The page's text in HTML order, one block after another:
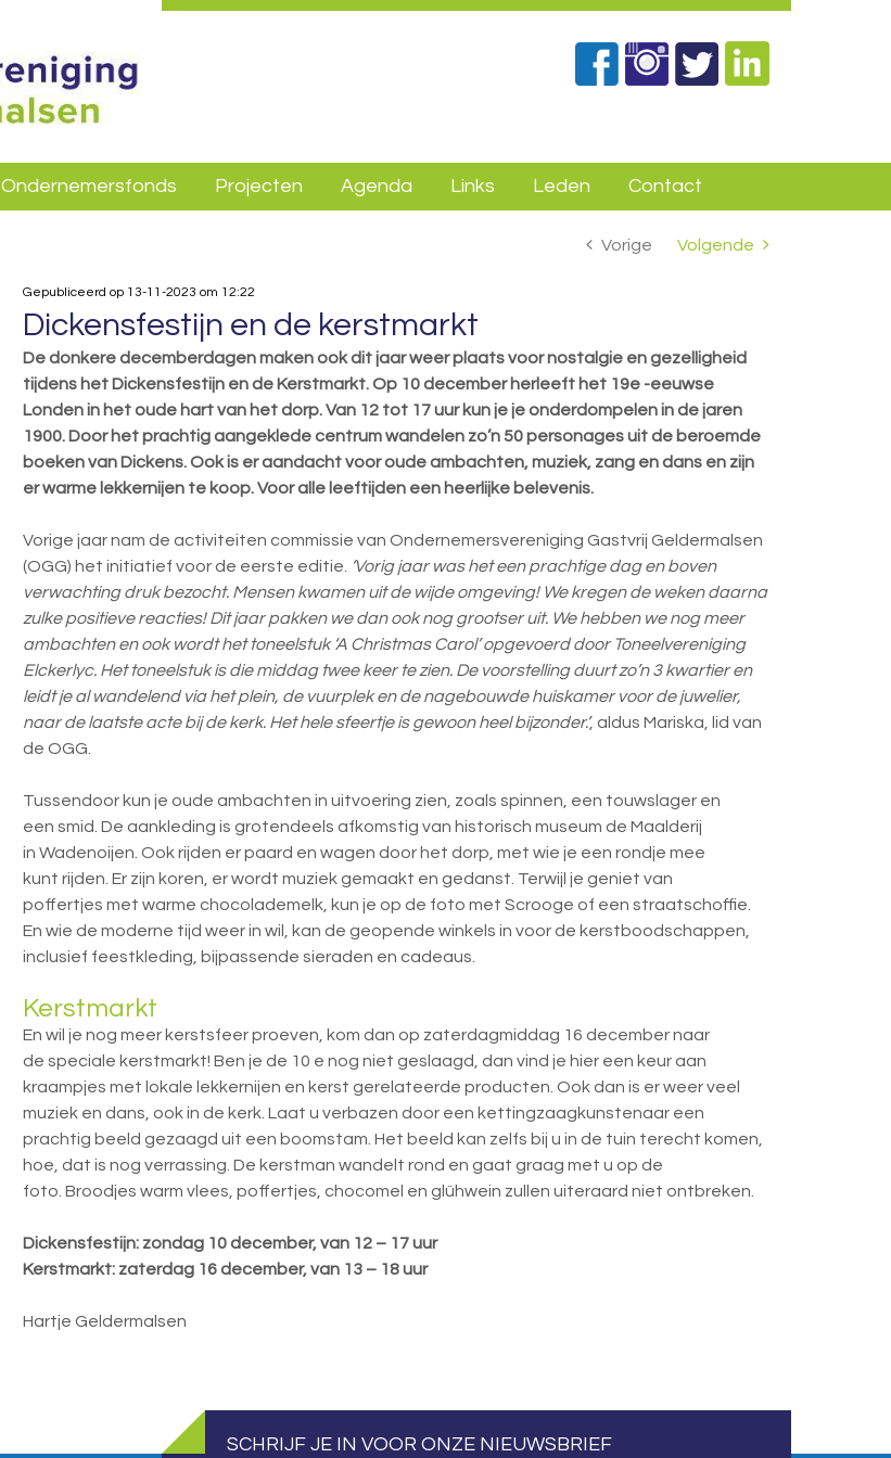
Ondernemersfonds Projecten Agenda Links Leden Contact
Vorige Volgende
Gepubliceerd op 13-11-2023 om 12:22
Dickensfestijn en de kerstmarkt
De donkere decemberdagen maken ook dit jaar weer plaats voor nostalgie en gezelligheid
tijdens het Dickensfestijn en de Kerstmarkt. Op 10 december herleeft het 19e -eeuwse
Londen in het oude hart van het dorp. Van 12 tot 17 uur kun je jeonderdompelen in de jaren
1900. Door het prachtig aangeklede centrum wandelen zo’n 50 personages uit de beroemde
boeken van Dickens. Ook is er aandacht voor oude ambachten, muziek, zang en dans en zijn
er warme lekkernijen te koop. Voor alle leeftijden een heerlijke belevenis.
Vorige jaar nam de activiteiten commissie van Ondernemersvereniging Gastvrij Geldermalsen
(OGG) het initiatief voor de eerste editie. ‘Vorig jaar was het een prachtige dag en boven
verwachting druk bezocht. Mensen kwamen uit de wijde omgeving! We kregen de weken daarna
zulke positieve reacties! Dit jaar pakken we dan ook nog grootser uit. We hebben we nog meer
ambachten en ook wordt het toneelstuk ‘A Christmas Carol’ opgevoerd door Toneelvereniging
Elckerlyc. Het toneelstuk is die middag twee keer te zien. De voorstelling duurt zo’n 3 kwartier en
leidt je al wandelend via het plein, de vuurplek en de nagebouwde huiskamer voor de juwelier,
naar de laatste actebij de kerk. Het hele sfeertje is gewoon heel bijzonder.’, aldus Mariska, lid van
de OGG.
Tussendoor kun je oude ambachten in uitvoering zien, zoals spinnen, een touwslager en
een smid. De aankleding is grotendeels afkomstig van historisch museum de Maalderij
in Wadenoijen. Ook rijden er paard en wagen door het dorp, met wie je een rondje mee
kunt rijden. Er zijn koren, er wordt muziek gemaakt en gedanst. Terwijl je geniet van
poffertjes met warme chocolademelk, kun je op de foto met Scrooge of een straatschoffie.
En wie de moderne tijd weer in wil, kan de geopende winkels in voor de kerstboodschappen,
inclusief feestkleding, bijpassende sieraden en cadeaus.
Kerstmarkt
En wil je nog meer kerstsfeer proeven, kom dan op zaterdagmiddag 16 december naar
de speciale kerstmarkt! Ben je de 10 e nog niet geslaagd, dan vind je hier een keur aan
kraampjes met lokale lekkernijen en kerst gerelateerde producten. Ook dan is er weer veel
muziek en dans, ook in de kerk. Laat u verbazen door een kettingzaagkunstenaar een
prachtig beeld gezaagd uit een boomstam. Het beeld kan zelfs bij u in de tuin terecht komen,
hoe, dat is nog verrassing. De kerstman wandelt rond en gaat graag met u op de
foto. Broodjes warm vlees, poffertjes, chocomel en glühwein zullen uiteraard niet ontbreken.
Dickensfestijn: zondag 10 december, van 12 – 17 uur
Kerstmarkt: zaterdag 16 december, van 13 – 18 uur
Hartje Geldermalsen
SCHRIJF JE IN VOOR ONZE NIEUWSBRIEF